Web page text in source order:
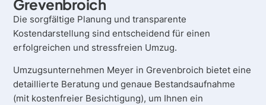
Grevenbroich
Die sorgfältige Planung und transparente
Kostendarstellung sind entscheidend für einen
erfolgreichen und stressfreien Umzug.
Umzugsunternehmen Meyer in Grevenbroich bietet eine
detaillierte Beratung und genaue Bestandsaufnahme
(mit kostenfreier Besichtigung), um Ihnen ein